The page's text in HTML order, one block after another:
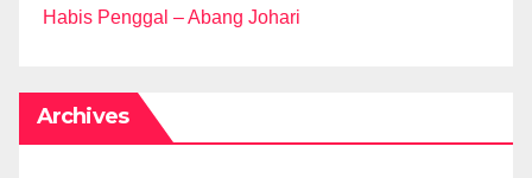
Habis Penggal – Abang Johari
Archives